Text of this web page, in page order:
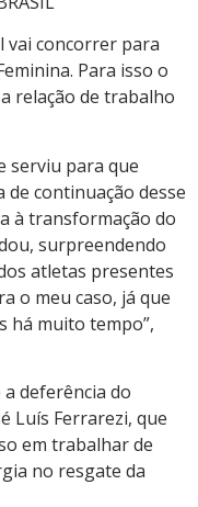
vai concorrer para
Para isso o
relação de trabalho
serviu para que
continuação desse
à transformação do
surpreendendo
atletas presentes
o meu caso, já que
há muito tempo”,
a deferência do
Luís Ferrarezi, que
em trabalhar de
no resgate da